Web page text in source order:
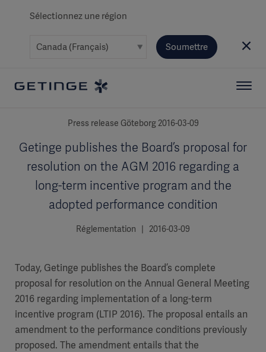
Sélectionnez une région
Soumettre
Press release Göteborg 2016-03-09
Getinge publishes the Board’s proposal for
resolution on the AGM 2016 regarding a
long-term incentive program and the
adopted performance condition
Réglementation | 2016-03-09
Today, Getinge publishes the Board’s complete
proposal for resolution on the Annual General Meeting
2016 regarding implementation of a long-term
incentive program (LTIP 2016). The proposal entails an
amendment to the performance conditions previously
proposed. The amendment entails that the